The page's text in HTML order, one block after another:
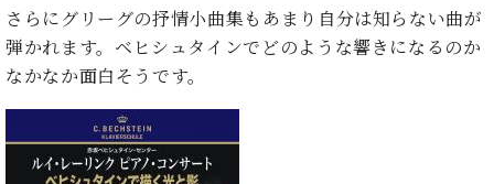
レ
デ
ン
ス
色
と
タ
の
秘
密
ー
音
楽
(入
荷
情
と
い
方
は、
員
ベ
ュ
タ
さらにグリーグの抒情小曲集もあまり自分は知らない曲が
弾かれます。ベヒシュタインでどのような響きになるのか
なかなか面白そうです。